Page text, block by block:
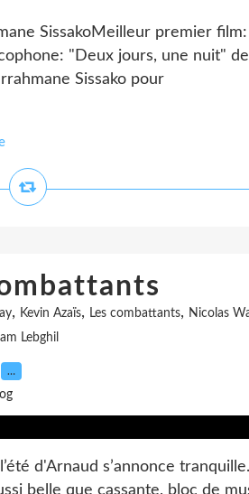
SissakoMeilleur premier film:
"Deux jours, une nuit"
Sissako pour
, Kevin Azaïs, Les combattants, Nicolas
Lebghil
…
d'Arnaud s’annonce
belle que cassante, bloc de